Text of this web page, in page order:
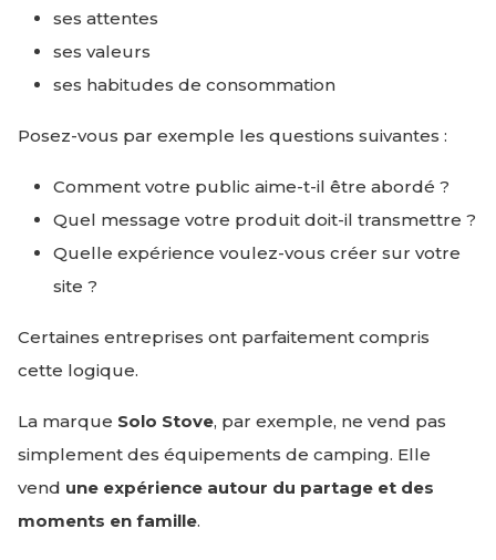
ses attentes
ses valeurs
ses habitudes de consommation
Posez-vous par exemple les questions suivantes :
Comment votre public aime-t-il être abordé ?
Quel message votre produit doit-il transmettre ?
Quelle expérience voulez-vous créer sur votre
site ?
Certaines entreprises ont parfaitement compris
cette logique.
La marque Solo Stove, par exemple, ne vend pas
simplement des équipements de camping. Elle
vend une expérience autour du partage et des
moments en famille.